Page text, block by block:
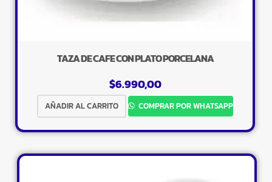
TAZA DE CAFE CON PLATO PORCELANA
$6.990,00
AÑADIR AL CARRITO COMPRAR POR WHATSAPP